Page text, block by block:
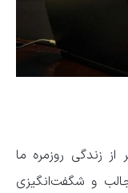
زندگی روزمره ما
و شگفت‌انگیزی